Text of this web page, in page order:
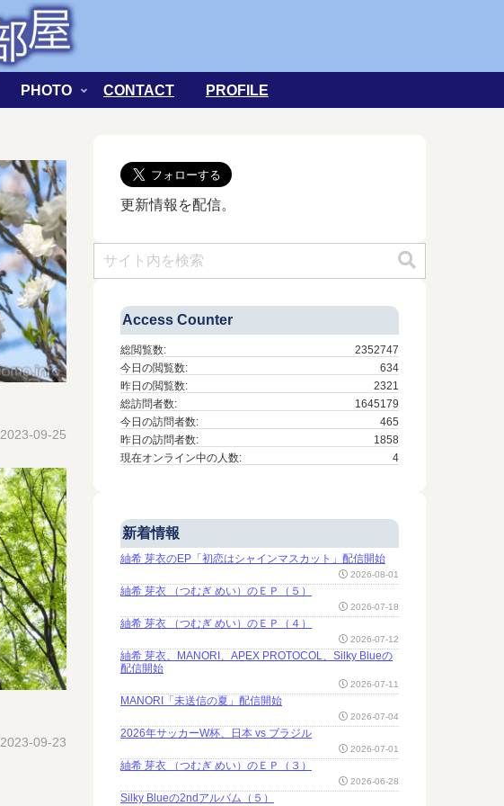
PHOTO CONTACT PROFILE
2023-09-25
2023-09-23
更新情報を配信。
Access Counter
2352747
総閲覧数:
634
今日の閲覧数:
2321
昨日の閲覧数:
1645179
総訪問者数:
465
今日の訪問者数:
1858
昨日の訪問者数:
4
現在オンライン中の人数:
新着情報
紬希 芽衣のEP「初恋はシャインマスカット」配信開始
2026-08-01
紬希 芽衣 （つむぎ めい）のＥＰ（５）
2026-07-18
紬希 芽衣 （つむぎ めい）のＥＰ（４）
2026-07-12
紬希 芽衣、MANORI、APEX PROTOCOL、Silky Blueの
配信開始
2026-07-11
MANORI「未送信の夏」配信開始
2026-07-04
2026年サッカーW杯、日本 vs ブラジル
2026-07-01
紬希 芽衣 （つむぎ めい）のＥＰ（３）
2026-06-28
Silky Blueの2ndアルバム（５）